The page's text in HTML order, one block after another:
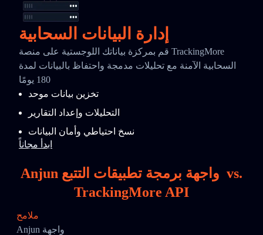
إدارة البيانات السحابية
قم بمركزة بياناتك اللوجستية على منصة TrackingMore
السحابية الآمنة مع تحليلات مدمجة واحتفاظ بالبيانات لمدة
180 يومًا
تخزين بيانات موحد
التحليلات وإعداد التقارير
نسخ احتياطي وأمان البيانات
ابدأ مجاناً
Anjun واجهة برمجة تطبيقات التتبع vs.
TrackingMore API
ملامح
Anjun واجهة